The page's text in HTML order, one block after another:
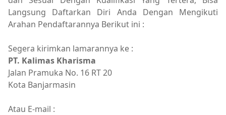
Langsung Daftarkan Diri Anda Dengan Mengikuti
Arahan Pendaftarannya Berikut ini :
Segera kirimkan lamarannya ke :
PT. Kalimas Kharisma
Jalan Pramuka No. 16 RT 20
Kota Banjarmasin
Atau E-mail :